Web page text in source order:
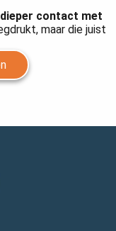
contact met
maar die juist